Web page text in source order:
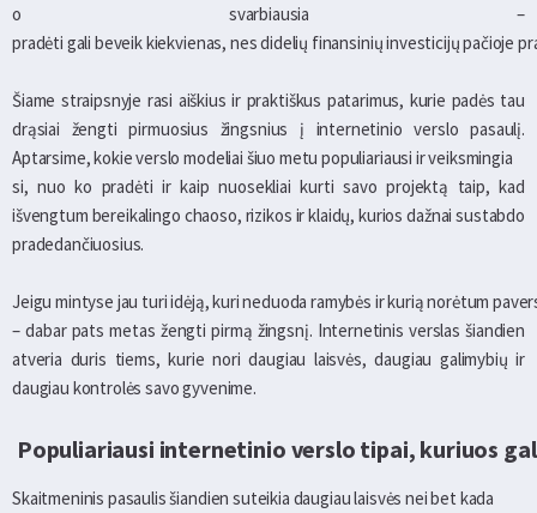
o svarbiausia –
pradėti gali beveik kiekvienas, nes didelių finansinių investicijų pačioje
Šiame straipsnyje rasi aiškius ir praktiškus patarimus, kurie padės tau
drąsiai žengti pirmuosius žingsnius į internetinio verslo pasaulį.
Aptarsime, kokie verslo modeliai šiuo metu populiariausi ir veiksmingia
si, nuo ko pradėti ir kaip nuosekliai kurti savo projektą taip, kad
išvengtum bereikalingo chaoso, rizikos ir klaidų, kurios dažnai sustabdo
pradedančiuosius.
Jeigu mintyse jau turi idėją, kuri neduoda ramybės ir kurią norėtum
– dabar pats metas žengti pirmą žingsnį. Internetinis verslas šiandien
atveria duris tiems, kurie nori daugiau laisvės, daugiau galimybių ir
daugiau kontrolės savo gyvenime.
Populiariausi internetinio verslo tipai, kuriuos
Skaitmeninis pasaulis šiandien suteikia daugiau laisvės nei bet kada